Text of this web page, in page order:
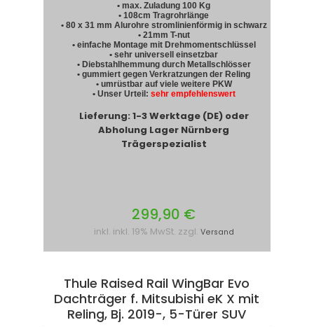
• max. Zuladung 100 Kg
• 108cm Tragrohrlänge
• 80 x 31 mm Alurohre stromlinienförmig in schwarz
• 21mm T-nut
• einfache Montage mit Drehmomentschlüssel
• sehr universell einsetzbar
• Diebstahlhemmung durch Metallschlösser
• gummiert gegen Verkratzungen der Reling
• umrüstbar auf viele weitere PKW
• Unser Urteil: sehr empfehlenswert
Lieferung: 1-3 Werktage (DE) oder
Abholung Lager Nürnberg
Trägerspezialist
299,90 €
inkl. inkl. 19% MwSt. zzgl. Versand
Thule Raised Rail WingBar Evo
Dachträger f. Mitsubishi eK X mit
Reling, Bj. 2019-, 5-Türer SUV